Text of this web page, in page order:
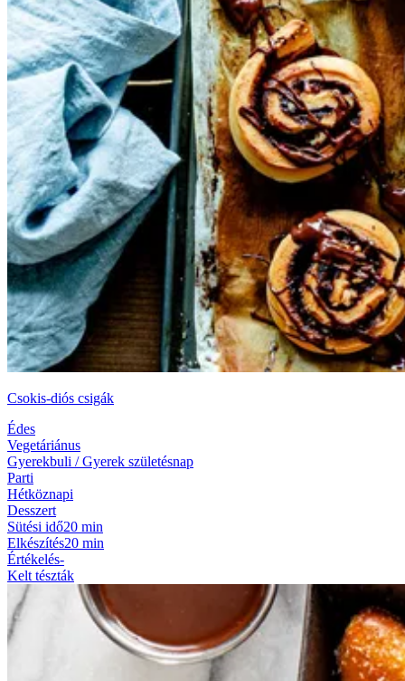
Csokis-diós csigák
Édes
Vegetáriánus
Gyerekbuli / Gyerek születésnap
Parti
Hétköznapi
Desszert
Sütési idő20 min
Elkészítés20 min
Értékelés-
Kelt tészták